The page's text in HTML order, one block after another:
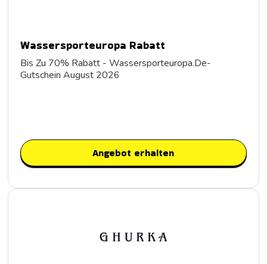
Wassersporteuropa Rabatt
Bis Zu 70% Rabatt - Wassersporteuropa.De-
Gutschein August 2026
Angebot erhalten